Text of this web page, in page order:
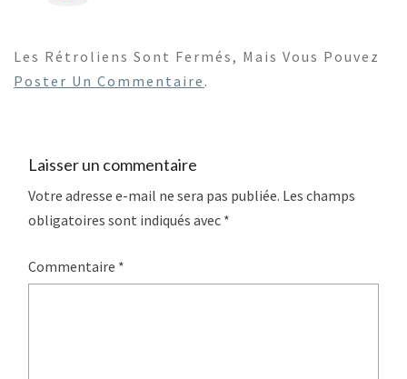
Les Rétroliens Sont Fermés, Mais Vous Pouvez
Poster Un Commentaire .
Laisser un commentaire
Votre adresse e-mail ne sera pas publiée. Les champs
obligatoires sont indiqués avec *
Commentaire *